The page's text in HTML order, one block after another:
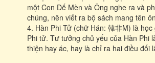
một Con Dế Mèn và Ông nghe ra và
chúng, nên viết ra bộ sách mang tên
4. Hàn Phi Tử (chữ Hán: 韓非M) là
Phi tử. Tư tưởng chủ yếu của Hàn Phi
thiện hay ác, hay là chỉ ra hai điều đối